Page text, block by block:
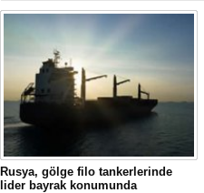
Rusya, gölge filo tankerlerinde
lider bayrak konumunda